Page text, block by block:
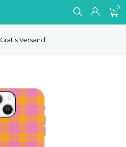
0
Gratis Versand